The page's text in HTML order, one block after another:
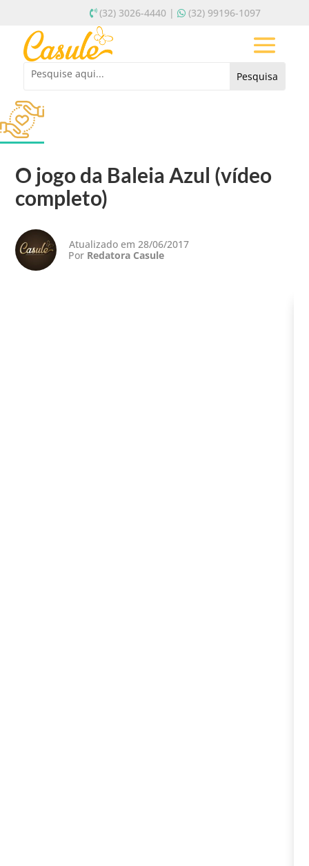
(32) 3026-4440 | (32) 99196-1097
O jogo da Baleia Azul (vídeo
completo)
Atualizado em 28/06/2017
Por Redatora Casule